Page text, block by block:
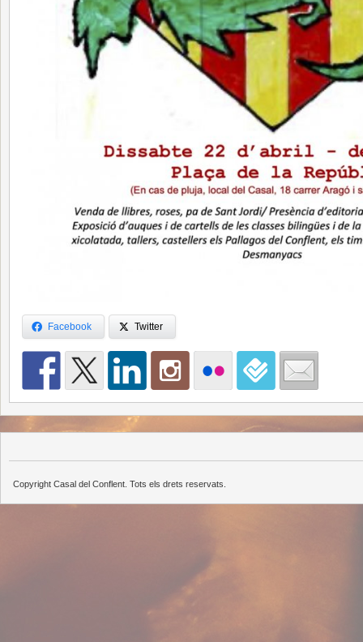
Facebook Twitter
Copyright Casal del Conflent. Tots els drets reservats.